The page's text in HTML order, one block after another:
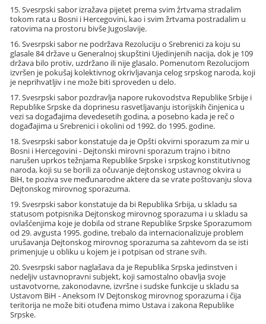
15. Svesrpski sabor izražava pijetet prema svim žrtvama stradalim
tokom rata u Bosni i Hercegovini, kao i svim žrtvama postradalim u
ratovima na prostoru bivše Jugoslavije.
16. Svesrpski sabor ne podržava Rezoluciju o Srebrenici za koju su
glasale 84 države u Generalnoj skupštini Ujedinjenih nacija, dok je 109
država bilo protiv, uzdržano ili nije glasalo. Pomenutom Rezolucijom
izvršen je pokušaj kolektivnog okrivljavanja celog srpskog naroda, koji
je neprihvatljiv i ne može biti sproveden u delo.
17. Svesrpski sabor pozdravlja napore rukovodstva Republike Srbije i
Republike Srpske da doprinesu rasvetljavanju istorijskih činjenica u
vezi sa događajima devedesetih godina, a posebno kada je reč o
događajima u Srebrenici i okolini od 1992. do 1995. godine.
18. Svesrpski sabor konstatuje da je Opšti okvirni sporazum za mir u
Bosni i Hercegovini - Dejtonski mirovni sporazum trajno i bitno
narušen uprkos težnjama Republike Srpske i srpskog konstitutivnog
naroda, koji su se borili za očuvanje dejtonskog ustavnog okvira u
BiH, te poziva sve međunarodne aktere da se vrate poštovanju slova
Dejtonskog mirovnog sporazuma.
19. Svesrpski sabor konstatuje da bi Republika Srbija, u skladu sa
statusom potpisnika Dejtonskog mirovnog sporazuma i u skladu sa
ovlašćenjima koje je dobila od strane Republike Srpske Sporazumom
od 29. avgusta 1995. godine, trebalo da internacionalizuje problem
urušavanja Dejtonskog mirovnog sporazuma sa zahtevom da se isti
primenjuje u obliku u kojem je i potpisan od strane svih.
20. Svesrpski sabor naglašava da je Republika Srpska jedinstven i
nedeljiv ustavnopravni subjekt, koji samostalno obavlja svoje
ustavotvorne, zakonodavne, izvršne i sudske funkcije u skladu sa
Ustavom BiH - Aneksom IV Dejtonskog mirovnog sporazuma i čija
teritorija ne može biti otuđena mimo Ustava i zakona Republike
Srpske.